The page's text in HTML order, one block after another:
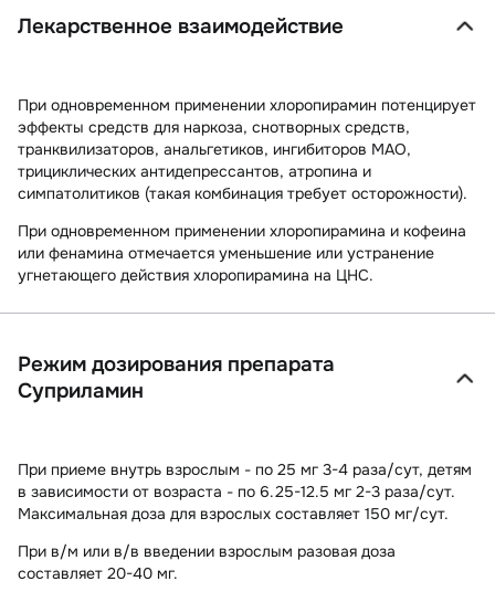
Лекарственное взаимодействие
При одновременном применении хлоропирамин потенцирует
эффекты средств для наркоза, снотворных средств,
транквилизаторов, анальгетиков, ингибиторов МАО,
трициклических антидепрессантов, атропина и
симпатолитиков (такая комбинация требует осторожности).
При одновременном применении хлоропирамина и кофеина
или фенамина отмечается уменьшение или устранение
угнетающего действия хлоропирамина на ЦНС.
Режим дозирования препарата
Суприламин
При приеме внутрь взрослым - по 25 мг 3-4 раза/сут, детям
в зависимости от возраста - по 6.25-12.5 мг 2-3 раза/сут.
Максимальная доза для взрослых составляет 150 мг/сут.
При в/м или в/в введении взрослым разовая доза
составляет 20-40 мг.